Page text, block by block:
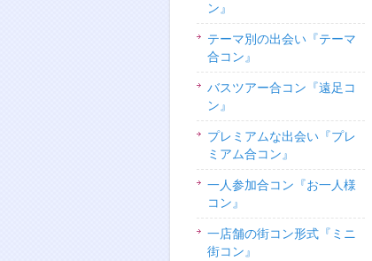
ン』
テーマ別の出会い『テーマ
合コン』
バスツアー合コン『遠足コ
ン』
プレミアムな出会い『プレ
ミアム合コン』
一人参加合コン『お一人様
コン』
一店舗の街コン形式『ミニ
街コン』